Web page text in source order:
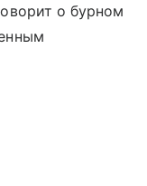
о бурном